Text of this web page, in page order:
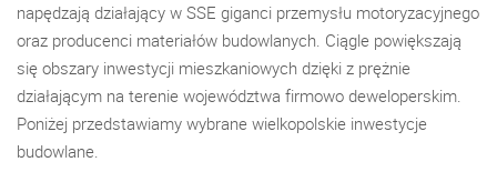
napędzają działający w SSE giganci przemysłu motoryzacyjnego
oraz producenci materiałów budowlanych. Ciągle powiększają
się obszary inwestycji mieszkaniowych dzięki z prężnie
działającym na terenie województwa firmowo deweloperskim.
Poniżej przedstawiamy wybrane wielkopolskie inwestycje
budowlane.